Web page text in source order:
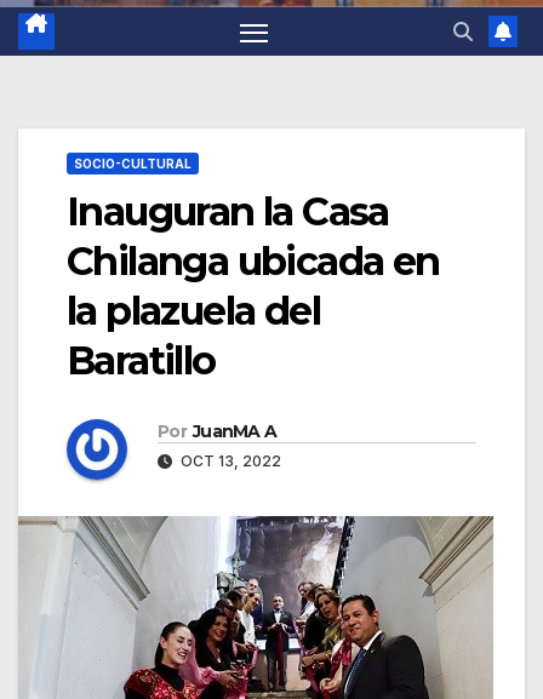
SOCIO-CULTURAL
Inauguran la Casa
Chilanga ubicada en
la plazuela del
Baratillo
Por JuanMA A
OCT 13, 2022